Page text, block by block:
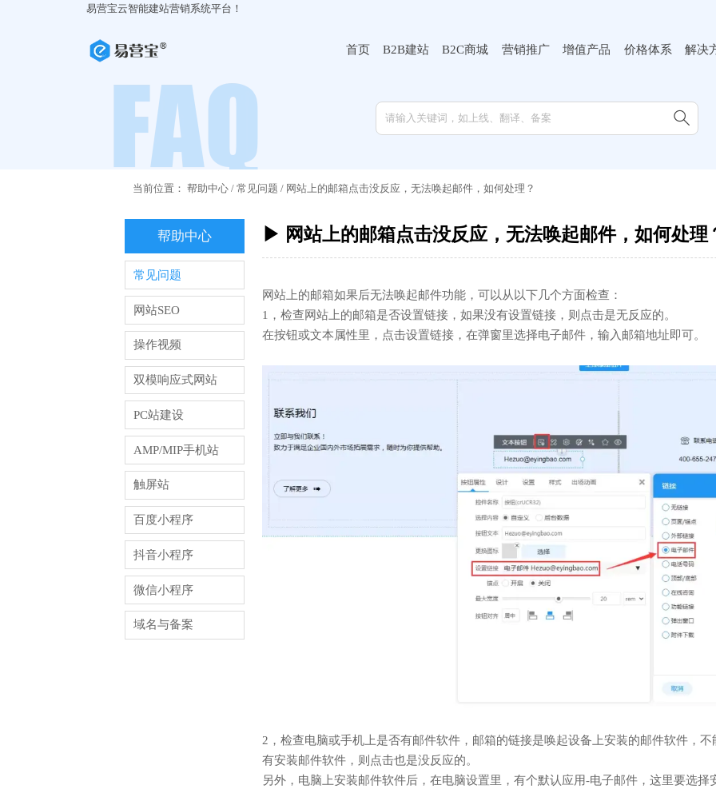
易营宝云智能建站营销系统平台！
首页 B2B建站 B2C商城 营销推广 增值产品 价格体系 解决

当前位置： 帮助中心/ 常见问题 / 网站上的邮箱点击没反应，无法唤起邮件，如何处理？
帮助中心
常见问题
网站SEO
操作视频
双模响应式网站
PC站建设
AMP/MIP手机站
触屏站
百度小程序
抖音小程序
微信小程序
域名与备案
▶ 网站上的邮箱点击没反应，无法唤起邮件，如何处理
网站上的邮箱如果后无法唤起邮件功能，可以从以下几个方面检查：
1，检查网站上的邮箱是否设置链接，如果没有设置链接，则点击是无反应的。
在按钮或文本属性里，点击设置链接，在弹窗里选择电子邮件，输入邮箱地址即可。
2，检查电脑或手机上是否有邮件软件，邮箱的链接是唤起设备上安装的邮件软件，
有安装邮件软件，则点击也是没反应的。
另外，电脑上安装邮件软件后，在电脑设置里，有个默认应用-电子邮件，这里要选